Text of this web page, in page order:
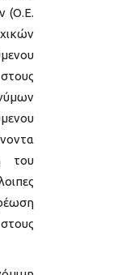
(Ο.Ε.
του